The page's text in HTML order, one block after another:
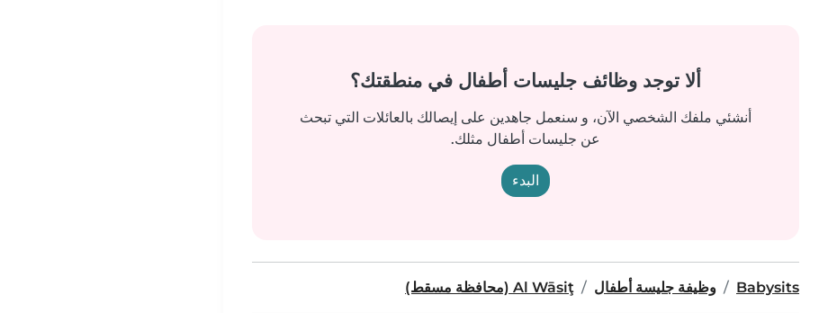
ألا توجد وظائف جليسات أطفال في منطقتك؟
أنشئي ملفك الشخصي الآن، و سنعمل جاهدين على إيصالك بالعائلات التي تبحث
عن جليسات أطفال مثلك.
البدء
Babysits وظيفة جليسة أطفال Al Wāsiţ (محافظة مسقط)